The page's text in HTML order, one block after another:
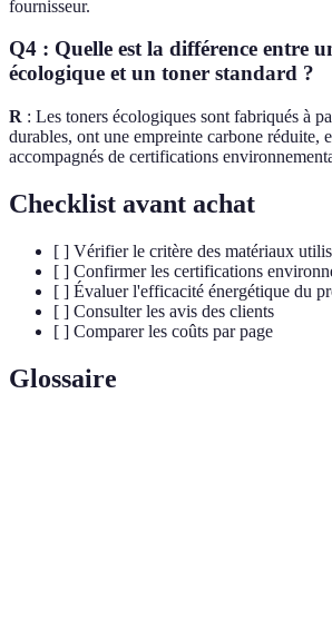
fournisseur.
Q4 : Quelle est la différence entre
écologique et un toner standard ?
R : Les toners écologiques sont fabriqués à
durables, ont une empreinte carbone réduite,
accompagnés de certifications
Checklist avant achat
[ ] Vérifier le critère des matériaux
[ ] Confirmer les certifications
[ ] Évaluer l'efficacité énergétique du
[ ] Consulter les avis des clients
[ ] Comparer les coûts par page
Glossaire